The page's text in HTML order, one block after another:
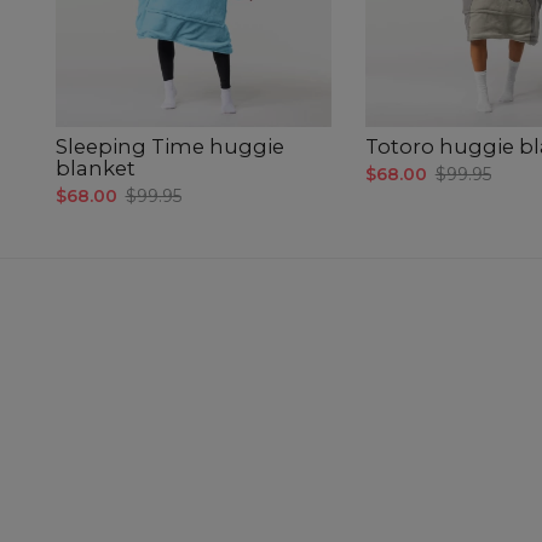
Sleeping Time huggie
blanket
$68.00 $99.95
Totoro huggie
$68.00 $99.95